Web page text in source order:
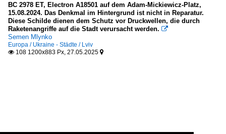
BC 2978 ET, Electron A18501 auf dem Adam-Mickiewicz-Platz,
15.08.2024. Das Denkmal im Hintergrund ist nicht in Reparatur.
Diese Schilde dienen dem Schutz vor Druckwellen, die durch
Raketenangriffe auf die Stadt verursacht werden. 
Semen Mlynko
Europa / Ukraine - Städte / Lviv
 108 1200x883 Px, 27.05.2025 